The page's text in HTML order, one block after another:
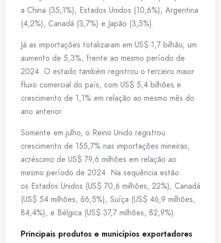
a China (35,1%), Estados Unidos (10,6%), Argentina
(4,2%), Canadá (3,7%) e Japão (3,5%).
Já as importações totalizaram em US$ 1,7 bilhão, um
aumento de 5,3%, frente ao mesmo período de
2024. O estado também registrou o terceiro maior
fluxo comercial do país, com US$ 5,4 bilhões e
crescimento de 1,1% em relação ao mesmo mês do
ano anterior.
Somente em julho, o Reino Unido registrou
crescimento de 155,7% nas importações mineiras,
acréscimo de US$ 79,6 milhões em relação ao
mesmo período de 2024. Na sequência estão
os Estados Unidos (US$ 70,6 milhões, 22%), Canadá
(US$ 54 milhões, 66,5%), Suíça (US$ 46,9 milhões,
84,4%), e Bélgica (US$ 37,7 milhões, 82,9%).
Principais produtos e municípios exportadores